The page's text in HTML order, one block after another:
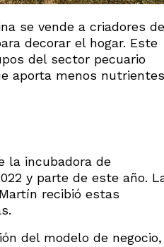
se vende a criadores de
decorar el hogar. Este
del sector pecuario
aporta menos nutrientes
la incubadora de
y parte de este año.
recibió estas
del modelo de negocio,